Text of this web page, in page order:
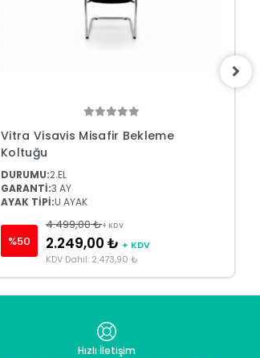
Vitra Visavis Misafir Bekleme
Koltuğu
DURUMU:2.EL
GARANTİ:3 AY
AYAK TİPİ:U AYAK
%50
4.499,00 ₺+ KDV
2.249,00 ₺ + KDV
KDV Dahil: 2.473,90 ₺
Hızlı İletişim